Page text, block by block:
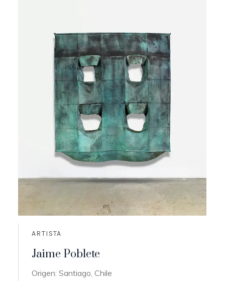
ARTISTA
Jaime Poblete
Origen: Santiago, Chile